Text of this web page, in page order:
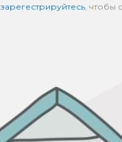
зарегестрируйтесь , чтобы